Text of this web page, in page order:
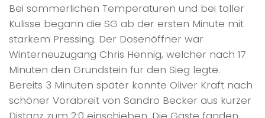
Bei sommerlichen Temperaturen und bei toller
Kulisse begann die SG ab der ersten Minute mit
starkem Pressing. Der Dosenöffner war
Winterneuzugang Chris Hennig, welcher nach 17
Minuten den Grundstein für den Sieg legte.
Bereits 3 Minuten später konnte Oliver Kraft nach
schöner Vorabreit von Sandro Becker aus kurzer